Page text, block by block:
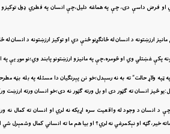
فرض داسې دى، چې په هماغه دليل،چې انسان په فطري ډول توکيزو
ارزښتونه د انسان له ځانګړنو ځنې دي او توکيز ارزښتونه د انسان له
غښتلي وي او څومره،چې په مانيزو ارزښتونو پابند وي؛نو موږ يې
ټپه ولاړ حالت” ته به نه رسېدل؛خو نن پېرنګيان دا مسئله په
څيز انسان ته ګټور دى او بل ورته ګټور نه دى؛خو انسان ورته
د انسان د وجود له واقعيت سره اړيکه نه لري او انسان ته کمال
خير،ګټه او نېکمرغي نه لري؟ او بيا هم ما ته انساني کمال وشمېرل